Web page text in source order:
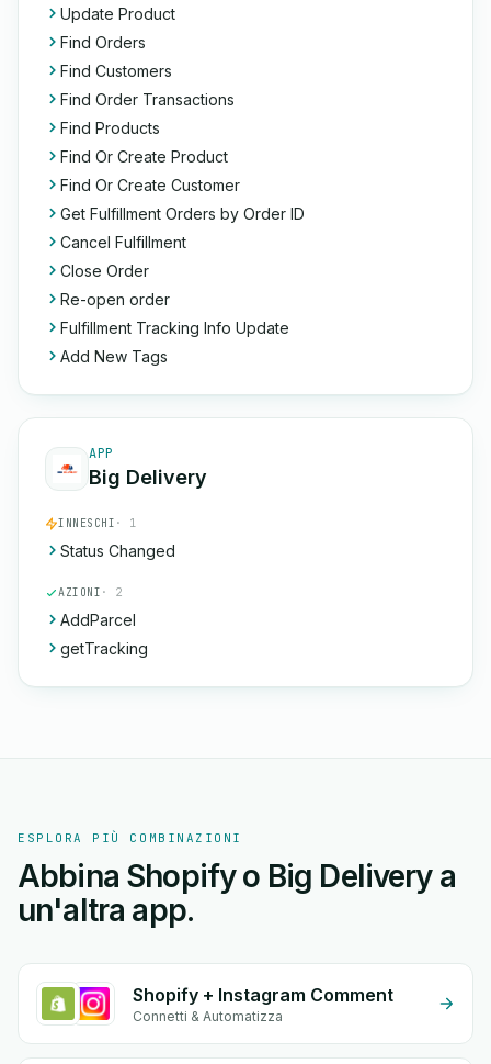
Update Product
Find Orders
Find Customers
Find Order Transactions
Find Products
Find Or Create Product
Find Or Create Customer
Get Fulfillment Orders by Order ID
Cancel Fulfillment
Close Order
Re-open order
Fulfillment Tracking Info Update
Add New Tags
APP
Big Delivery
INNESCHI · 1
Status Changed
AZIONI · 2
AddParcel
getTracking
ESPLORA PIÙ COMBINAZIONI
Abbina Shopify o Big Delivery a
un'altra app.
Shopify + Instagram Comment
Connetti & Automatizza